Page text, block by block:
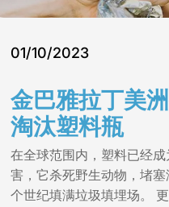
01/10/2023
金巴雅拉丁美
淘汰塑料瓶
在全球范围内，塑料已经
害，它杀死野生动物，堵
个世纪填满垃圾填埋场。